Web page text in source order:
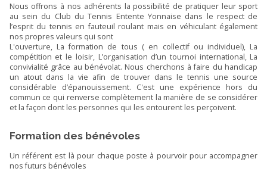
Nous offrons à nos adhérents la possibilité de pratiquer leur sport
au sein du Club du Tennis Entente Yonnaise dans le respect de
l’esprit du tennis en fauteuil roulant mais en véhiculant également
nos propres valeurs qui sont
L'ouverture, La formation de tous ( en collectif ou individuel), La
compétition et le loisir, L’organisation d’un tournoi international, La
convivialité grâce au bénévolat. Nous cherchons à faire du handicap
un atout dans la vie afin de trouver dans le tennis une source
considérable d’épanouissement. C'est une expérience hors du
commun ce qui renverse complètement la manière de se considérer
et la façon dont les personnes qui les entourent les perçoivent.
Formation des bénévoles
Un référent est là pour chaque poste à pourvoir pour accompagner
nos futurs bénévoles